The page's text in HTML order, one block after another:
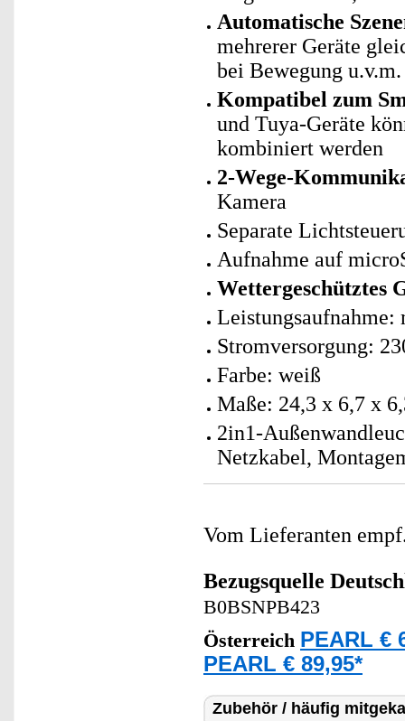
Automatische
mehrerer Geräte
bei Bewegung u.v.m.
Kompatibel zum
und Tuya-Geräte
kombiniert werden
2-Wege-
Kamera
Separate
Aufnahme auf
Wettergeschütztes
Leistungsaufnahme:
Stromversorgung:
Farbe: weiß
Maße: 24,3 x 6,7 x
2in1-
Netzkabel,
Vom Lieferanten
Bezugsquelle
B0BSNPB423
Österreich PEARL €
PEARL € 89,95*
Zubehör / häufig